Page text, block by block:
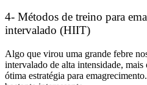
4- Métodos de treino para
intervalado (HIIT)
Algo que virou uma grande febre
intervalado de alta intensidade,
ótima estratégia para